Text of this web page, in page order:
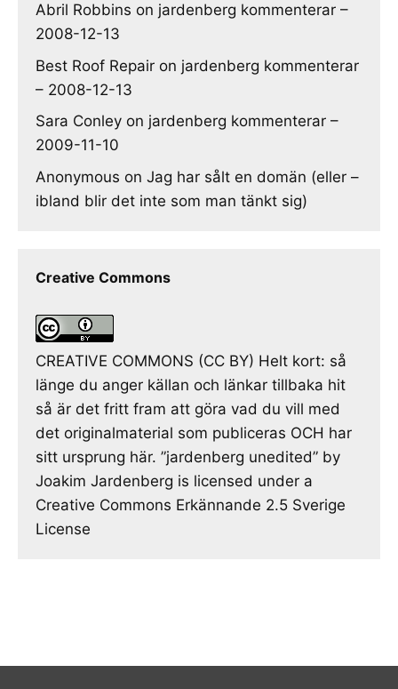
Abril Robbins on jardenberg kommenterar –
2008-12-13
Best Roof Repair on jardenberg kommenterar
– 2008-12-13
Sara Conley on jardenberg kommenterar –
2009-11-10
Anonymous on Jag har sålt en domän (eller –
ibland blir det inte som man tänkt sig)
Creative Commons
CREATIVE COMMONS (CC BY) Helt kort: så
länge du anger källan och länkar tillbaka hit
så är det fritt fram att göra vad du vill med
det originalmaterial som publiceras OCH har
sitt ursprung här. ”jardenberg unedited” by
Joakim Jardenberg is licensed under a
Creative Commons Erkännande 2.5 Sverige
License